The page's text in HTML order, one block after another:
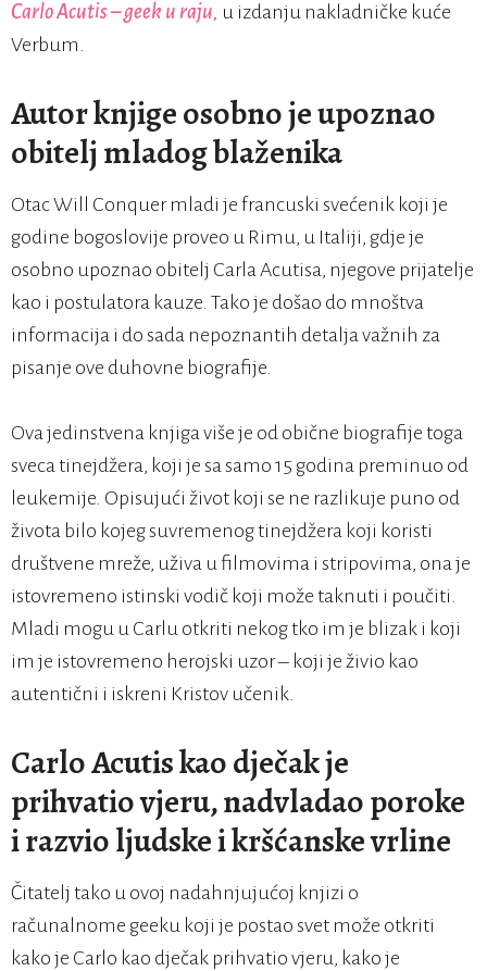
Carlo Acutis – geek u raju, u izdanju nakladničke kuće
Verbum.
Autor knjige osobno je upoznao
obitelj mladog blaženika
Otac Will Conquer mladi je francuski svećenik koji je
godine bogoslovije proveo u Rimu, u Italiji, gdje je
osobno upoznao obitelj Carla Acutisa, njegove prijatelje
kao i postulatora kauze. Tako je došao do mnoštva
informacija i do sada nepoznantih detalja važnih za
pisanje ove duhovne biografije.
Ova jedinstvena knjiga više je od obične biografije toga
sveca tinejdžera, koji je sa samo 15 godina preminuo od
leukemije. Opisujući život koji se ne razlikuje puno od
života bilo kojeg suvremenog tinejdžera koji koristi
društvene mreže, uživa u filmovima i stripovima, ona je
istovremeno istinski vodič koji može taknuti i poučiti.
Mladi mogu u Carlu otkriti nekog tko im je blizak i koji
im je istovremeno herojski uzor – koji je živio kao
autentični i iskreni Kristov učenik.
Carlo Acutis kao dječak je
prihvatio vjeru, nadvladao poroke
i razvio ljudske i kršćanske vrline
Čitatelj tako u ovoj nadahnjujućoj knjizi o
računalnome geeku koji je postao svet može otkriti
kako je Carlo kao dječak prihvatio vjeru, kako je